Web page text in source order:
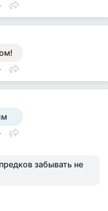
забывать не